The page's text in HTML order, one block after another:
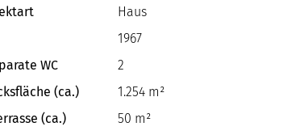
Haus
1967
WC
2
(ca.)
1.254 m²
(ca.)
50 m²